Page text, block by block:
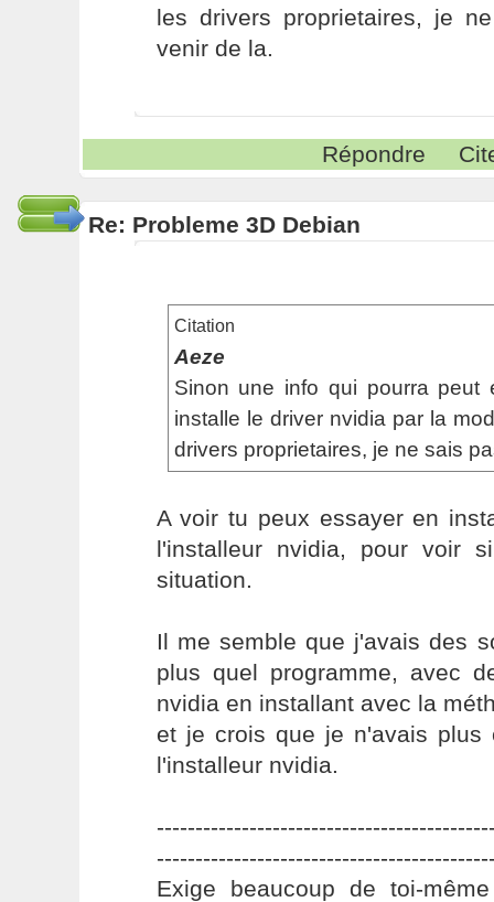
les drivers proprietaires, je
venir de la.
Répondre
Re: Probleme 3D Debian
Citation
Aeze
Sinon une info qui pourra peut
installe le driver nvidia par la
drivers proprietaires, je ne sais
A voir tu peux essayer en
l'installeur nvidia, pour voir
situation.
Il me semble que j'avais des
plus quel programme, avec
nvidia en installant avec la
et je crois que je n'avais plus
l'installeur nvidia.
Exige beaucoup de toi-